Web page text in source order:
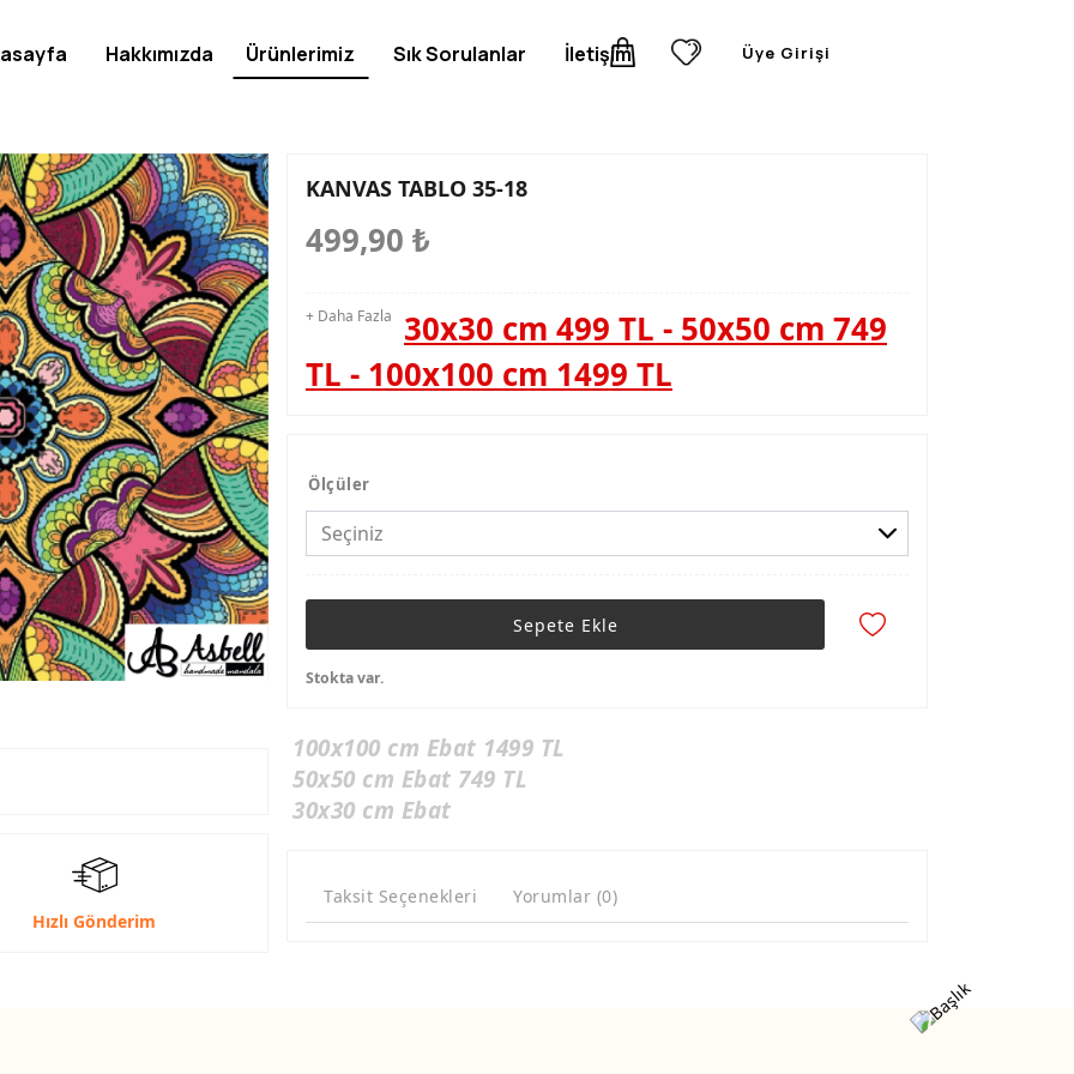
Hızlı Gönderim
KANVAS TABLO 35-18
499,90 ₺
+ Daha Fazla
30x30 cm 499 TL - 50x50 cm 749
TL - 100x100 cm 1499 TL
Ölçüler
Sepete Ekle
Stokta var.
100x100 cm Ebat 1499 TL
50x50 cm Ebat 749 TL
30x30 cm Ebat
Taksit Seçenekleri Yorumlar (0)
Hakkımızda Ürünlerimiz Sık Sorulanlar İletişim Üye Girişi